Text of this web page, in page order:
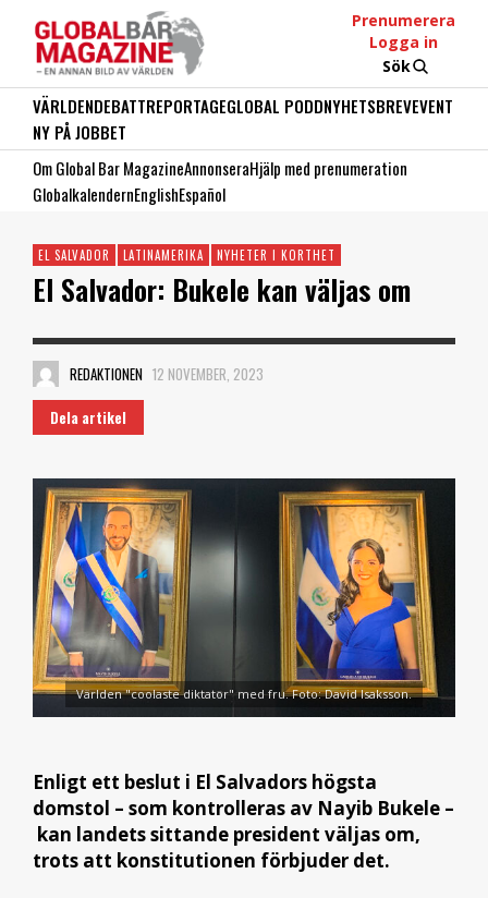
Prenumerera
Logga in
Sök
VÄRLDENDEBATTREPORTAGEGLOBAL PODDNYHETSBREVEVENT
NY PÅ JOBBET
Om Global Bar MagazineAnnonseraHjälp med prenumeration
GlobalkalendernEnglishEspañol
EL SALVADOR LATINAMERIKA NYHETER I KORTHET
El Salvador: Bukele kan väljas om
REDAKTIONEN 12 NOVEMBER, 2023
Dela artikel
Världen "coolaste diktator" med fru. Foto: David Isaksson.
Enligt ett beslut i El Salvadors högsta
domstol – som kontrolleras av Nayib Bukele –
kan landets sittande president väljas om,
trots att konstitutionen förbjuder det.